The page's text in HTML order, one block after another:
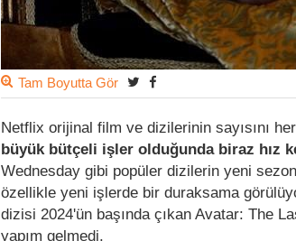
Tam Boyutta Gör
Netflix orijinal film ve dizilerinin sayısını
büyük bütçeli işler olduğunda biraz hız
Wednesday gibi popüler dizilerin yeni
özellikle yeni işlerde bir duraksama
dizisi 2024'ün başında çıkan Avatar: The
yapım gelmedi.